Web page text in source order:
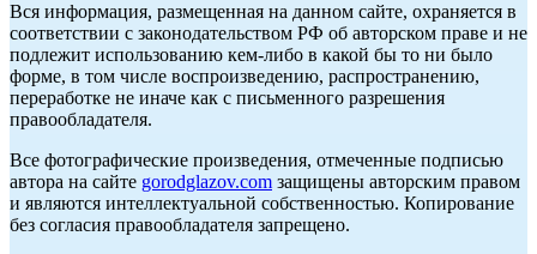
Вся информация, размещенная на данном сайте, охраняется в
соответствии с законодательством РФ об авторском праве и не
подлежит использованию кем-либо в какой бы то ни было
форме, в том числе воспроизведению, распространению,
переработке не иначе как с письменного разрешения
правообладателя.
Все фотографические произведения, отмеченные подписью
автора на сайте gorodglazov.com защищены авторским правом
и являются интеллектуальной собственностью. Копирование
без согласия правообладателя запрещено.